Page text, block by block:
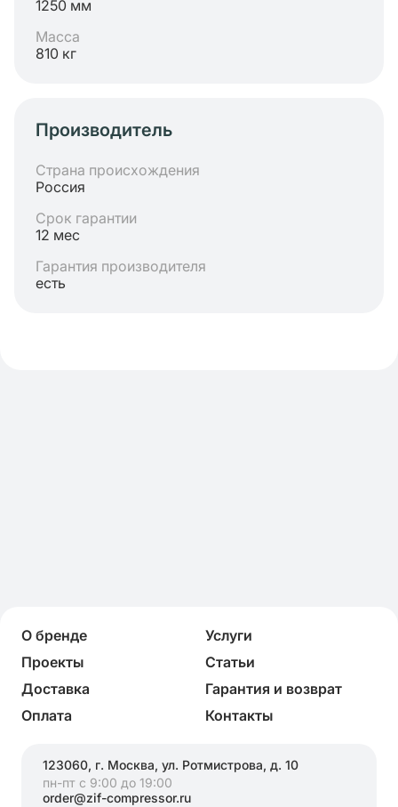
1250 мм
Масса
810 кг
Производитель
Страна происхождения
Россия
Срок гарантии
12 мес
Гарантия производителя
есть
О бренде
Услуги
Проекты
Статьи
Доставка
Гарантия и возврат
Оплата
Контакты
123060, г. Москва, ул. Ротмистрова, д. 10
пн-пт с 9:00 до 19:00
order@zif-compressor.ru